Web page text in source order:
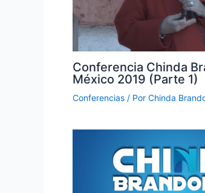
Conferencia Chinda
México 2019 (Parte 1)
Conferencias / Por Chinda